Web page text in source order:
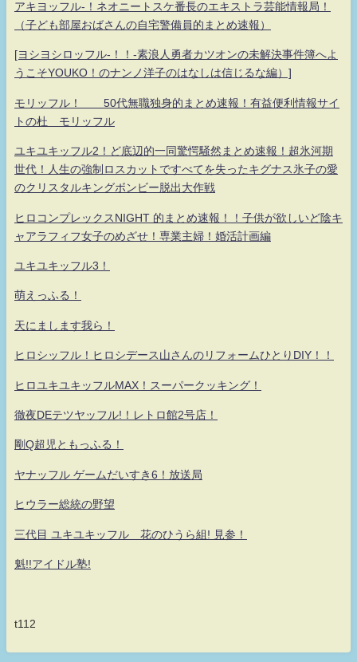
アキヨッフル-！ネオニートスケ番長のエキストラ芸能情報局！
（子ども部屋おばさんの自宅警備員的まとめ速報）
[ヨシヨシロッフル-！！-素浪人勇者カツオンの未解決事件簿へよ
うこそYOUKO！のナンノ洋子のはなしは信じるな編）]
モリッフル！ 50代無職独身的まとめ速報！有益便利情報サイ
トの杜 モリッフル
ユキユキッフル2！ど底辺的一同驚愕騒然まとめ速報！超氷河期
世代！人生の強制ロスカットですべてを失ったキグナス氷子の愛
のクリスタルキングボンビー脱出大作戦
ヒロコンプレックスNIGHT 的まとめ速報！！子供が欲しいど陰キ
ャアラフィフ女子のめざせ！専業主婦！婚活計画編
ユキユキッフル3！
萌えっふる！
天にまします我ら！
ヒロシッフル！ヒロシデース山さんのリフォームひとりDIY！！
ヒロユキユキッフルMAX！スーパークッキング！
徹夜DEテツヤッフル!！レトロ館2号店！
剛Q超児ともっふる！
ヤナッフル ゲームだいすき6！放送局
ヒウラー総統の野望
三代目 ユキユキッフル 花のひうら組! 見参！
魁!!アイドル塾!
t112